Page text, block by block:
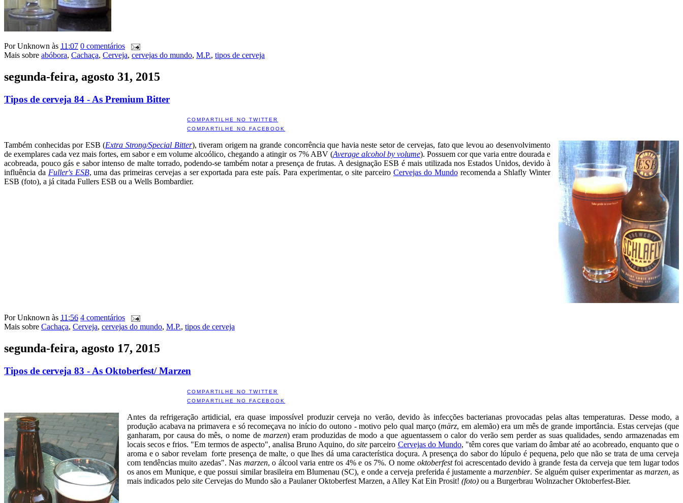
PorUnknown às 11:07 0 comentários
Mais sobre abóbora, Cachaça, Cerveja, cervejas do mundo, M.P., tipos de cerveja
segunda-feira, agosto 31, 2015
Tipos de cerveja 84 - As Premium Bitter
COMPARTILHE NO TWITTER
COMPARTILHE NO FACEBOOK
Também conhecidas por ESB (Extra Strong/Special Bitter), tiveram origem na grande concorrência que havia neste setor de cervejas, fato que levou ao desenvolvimento
de exemplares cada vez mais fortes, em sabor e em volume alcoólico, chegando a atingir os 7% ABV (Average alcohol by volume). Possuem cor que varia entre dourada e
acobreada, pouco gás e sabor intenso de malte torrado, podendo-se também notar a presença de frutas. A designação ESB é mais utilizada nos Estados Unidos, devido à
influência da Fuller's ESB, uma das primeiras cervejas a ser exportada para este país. Para experimentar, o site parceiro Cervejas do Mundorecomenda a Shlafly Winter
ESB (foto), a já citada Fullers ESB ou a Wells Bombardier.
PorUnknown às 11:56 4 comentários
Mais sobre Cachaça, Cerveja, cervejas do mundo, M.P., tipos de cerveja
segunda-feira, agosto 17, 2015
Tipos de cerveja 83 - As Oktoberfest/ Marzen
COMPARTILHE NO TWITTER
COMPARTILHE NO FACEBOOK
Antes da refrigeração artidicial, era quase impossível produzir cerveja no verão, devido às infecções bacterianas provocadas pelas altas temperaturas. Desse modo, a
produção acabava na primavera e só recomeçava no início do outono - motivo pelo qual março (märz, em alemão) era um mês de grande importância. Estas cervejas (que
ganharam, por causa do mês, o nome de marzen) eram produzidas de modo a que aguentassem o calor do verão sem perder as suas qualidades, sendo armazenadas em
locais secos e frios. "Em termos de aspecto", analisa Bruno Aquino, dosite parceiro Cervejas do Mundo, "têm cores que variam do âmbar até ao acobreado, enquanto que o
aroma e o sabor revelam forte presença de malte, o que lhes dá uma característica doçura. A presença do sabor do lúpulo é pequena, pelo que não se trata de uma cerveja
com tendências muito azedas". Nas marzen, o álcool varia entre os 4% e os 7%. O nome oktoberfestfoi acrescentado devido à grande festa da cerveja que tem lugar todos
os anos em Munique, e que possui similar brasileira em Blumenau (SC), e onde a cerveja preferida é justamente amarzenbier. Se alguém quiser experimentar as marzen, as
mais indicados pelo site Cervejas do Mundo são a Paulaner Oktoberfest Marzen, a Alley Kat Ein Prosit! (foto) ou a Burgerbrau Wolnzacher Oktoberfest-Bier.